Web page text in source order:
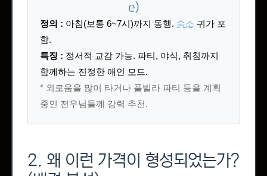
e)
정의 : 아침(보통 6~7시)까지 동행. 숙소 귀가 포
함.
특징 : 정서적 교감 가능. 파티, 야식, 취침까지
함께하는 진정한 애인 모드.
* 외로움을 많이 타거나 풀빌라 파티 등을 계획
중인 전우님들께 강력 추천.
2. 왜 이런 가격이 형성되었는가?